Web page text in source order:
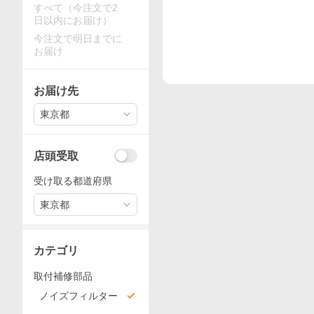
すべて（今注文で2
日以内にお届け）
今注文で明日までに
お届け
お届け先
東京都
店頭受取
受け取る都道府県
東京都
カテゴリ
取付補修部品
ノイズフィルター